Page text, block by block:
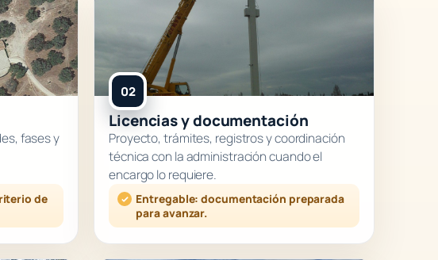
fases y
de
02
Licencias y documentación
Proyecto, trámites, registros y coordinación
técnica con la administración cuando el
encargo lo requiere.
Entregable: documentación preparada
para avanzar.